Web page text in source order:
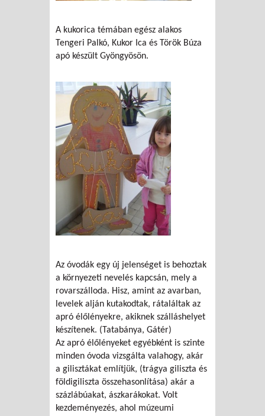
A kukorica témában egész alakos
Tengeri Palkó, Kukor Ica és Török Búza
apó készült Gyöngyösön.
Az óvodák egy új jelenséget is behoztak
a környezeti nevelés kapcsán, mely a
rovarszálloda. Hisz, amint az avarban,
levelek alján kutakodtak, rátaláltak az
apró élőlényekre, akiknek szálláshelyet
készítenek. (Tatabánya, Gátér)
Az apró élőlényeket egyébként is szinte
minden óvoda vizsgálta valahogy, akár
a gilisztákat említjük, (trágya giliszta és
földigiliszta összehasonlítása) akár a
százlábúakat, ászkarákokat. Volt
kezdeményezés, ahol múzeumi